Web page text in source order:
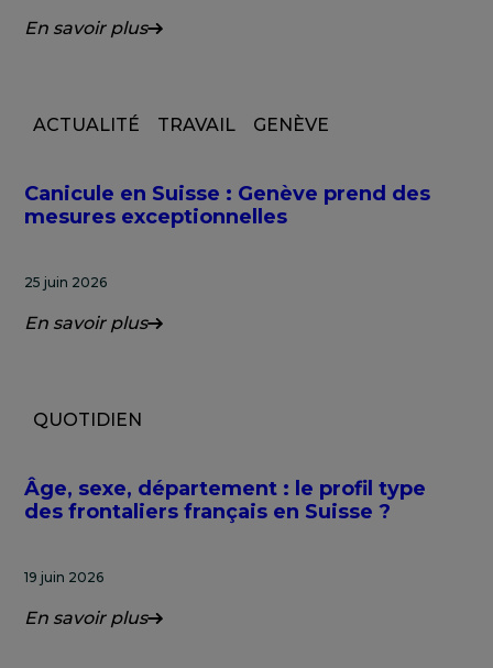
En savoir plus
ACTUALITÉ TRAVAIL GENÈVE
Canicule en Suisse : Genève prend des
mesures exceptionnelles
25 juin 2026
En savoir plus
QUOTIDIEN
Âge, sexe, département : le profil type
des frontaliers français en Suisse ?
19 juin 2026
En savoir plus